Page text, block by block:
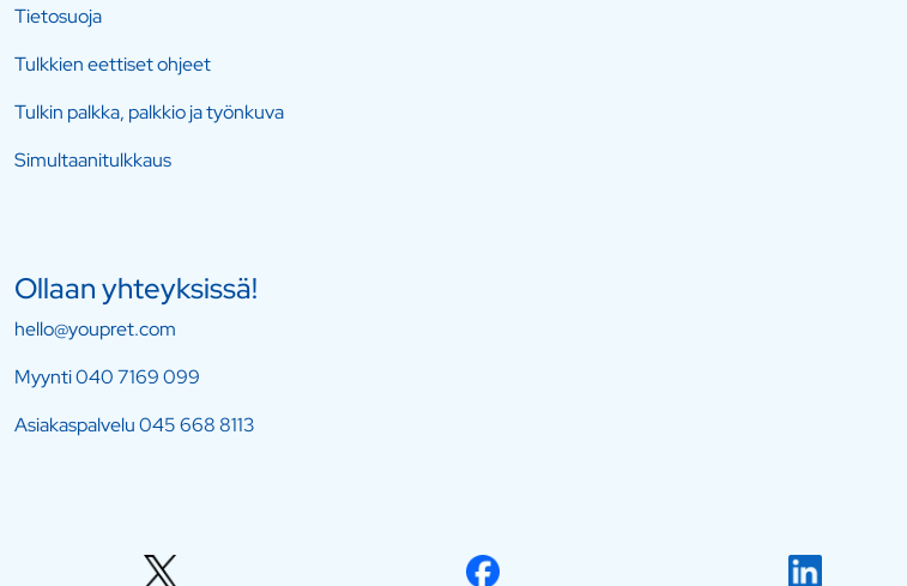
Tietosuoja
Tulkkien eettiset ohjeet
Tulkin palkka, palkkio ja työnkuva
Simultaanitulkkaus
Ollaan yhteyksissä!
hello@youpret.com
Myynti040 7169 099
Asiakaspalvelu045 668 8113